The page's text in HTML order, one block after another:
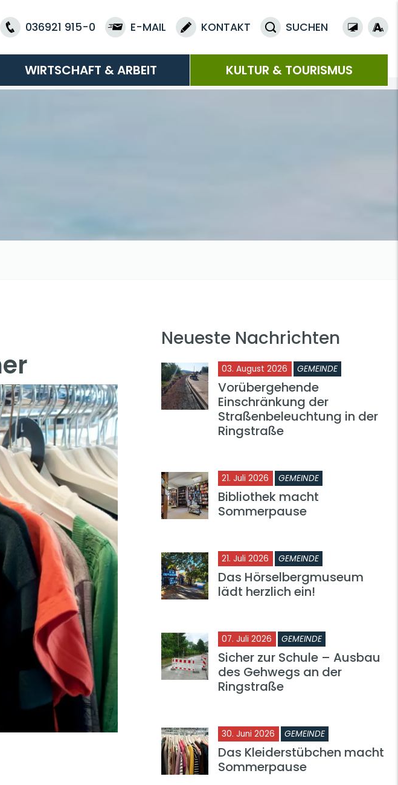
036921 915-0 E-MAIL KONTAKT SUCHEN
WIRTSCHAFT & ARBEIT KULTUR & TOURISMUS
Neueste Nachrichten
03. August 2026 GEMEINDE
Vorübergehende
Einschränkung der
Straßenbeleuchtung in der
Ringstraße
21. Juli 2026 GEMEINDE
Bibliothek macht
Sommerpause
21. Juli 2026 GEMEINDE
Das Hörselbergmuseum
lädt herzlich ein!
07. Juli 2026 GEMEINDE
Sicher zur Schule – Ausbau
des Gehwegs an der
Ringstraße
30. Juni 2026 GEMEINDE
Das Kleiderstübchen macht
Sommerpause